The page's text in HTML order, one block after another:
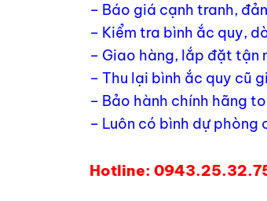
– Báo giá cạnh tranh,
– Kiểm tra bình ắc quy,
– Giao hàng, lắp đặt tận
– Thu lại bình ắc quy cũ
– Bảo hành chính hãng
– Luôn có bình dự
Hotline: